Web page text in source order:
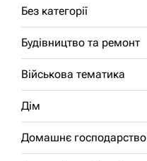
Без категорії
Будівництво та ремонт
Військова тематика
Дім
Домашнє господарство